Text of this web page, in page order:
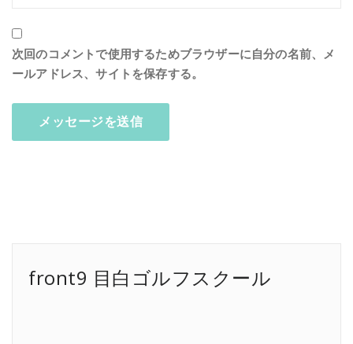
次回のコメントで使用するためブラウザーに自分の名前、メ
ールアドレス、サイトを保存する。
front9 目白ゴルフスクール